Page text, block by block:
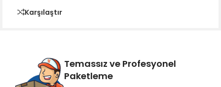
Karşılaştır
Temassız ve Profesyonel
Paketleme